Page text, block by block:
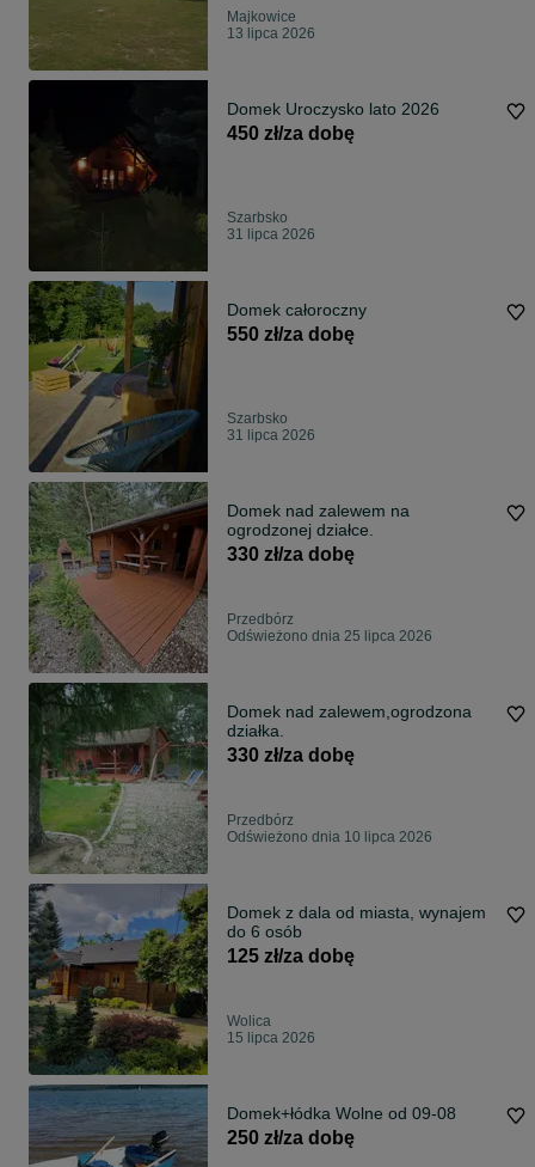
Majkowice
13 lipca 2026
Domek Uroczysko lato 2026
450 zł/za dobę
Szarbsko
31 lipca 2026
Domek całoroczny
550 zł/za dobę
Szarbsko
31 lipca 2026
Domek nad zalewem na
ogrodzonej działce.
330 zł/za dobę
Przedbórz
Odświeżono dnia 25 lipca 2026
Domek nad zalewem,ogrodzona
działka.
330 zł/za dobę
Przedbórz
Odświeżono dnia 10 lipca 2026
Domek z dala od miasta, wynajem
do 6 osób
125 zł/za dobę
Wolica
15 lipca 2026
Domek+łódka Wolne od 09-08
250 zł/za dobę